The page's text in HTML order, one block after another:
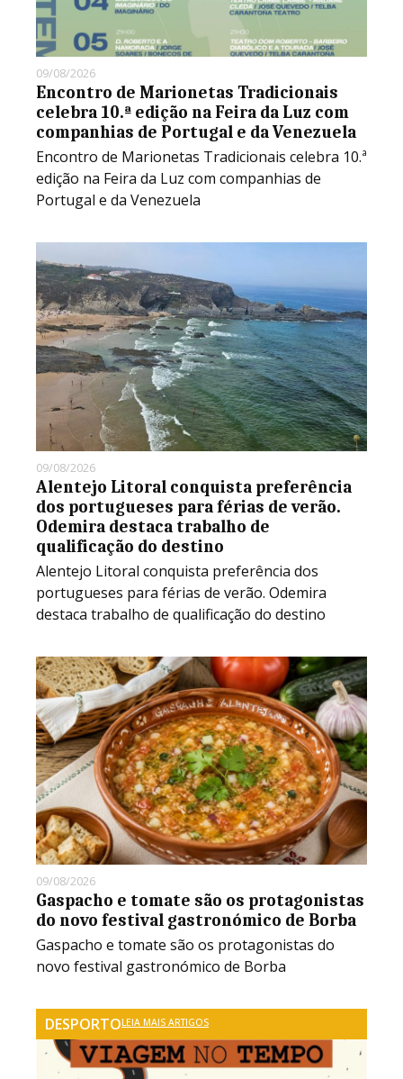
09/08/2026
Encontro de Marionetas Tradicionais
celebra 10.ª edição na Feira da Luz com
companhias de Portugal e da Venezuela
Encontro de Marionetas Tradicionais celebra 10.ª
edição na Feira da Luz com companhias de
Portugal e da Venezuela
09/08/2026
Alentejo Litoral conquista preferência
dos portugueses para férias de verão.
Odemira destaca trabalho de
qualificação do destino
Alentejo Litoral conquista preferência dos
portugueses para férias de verão. Odemira
destaca trabalho de qualificação do destino
09/08/2026
Gaspacho e tomate são os protagonistas
do novo festival gastronómico de Borba
Gaspacho e tomate são os protagonistas do
novo festival gastronómico de Borba
DESPORTOLEIA MAIS ARTIGOS